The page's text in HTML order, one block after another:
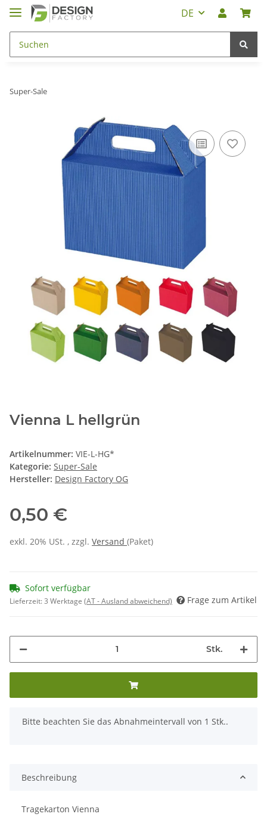
DE
Super-Sale
Vienna L hellgrün
Artikelnummer: VIE-L-HG*
Kategorie: Super-Sale
Hersteller: Design Factory OG
0,50 €
exkl. 20% USt. , zzgl. Versand (Paket)
Sofort verfügbar
Lieferzeit:3 Werktage (AT - Ausland abweichend) Frage zum Artikel
Stk.
x
Bitte beachten Sie das Abnahmeintervall von 1 Stk..
Beschreibung
Tragekarton Vienna